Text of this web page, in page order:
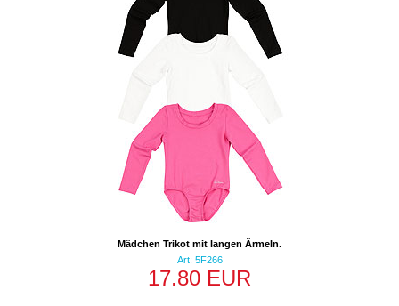
Mädchen Trikot mit langen Ärmeln.
Art: 5F266
17.80 EUR